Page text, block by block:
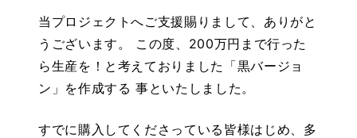
当プロジェクトへご支援賜りまして、ありがと
うございます。 この度、200万円まで行った
ら生産を！と考えておりました「黒バージョ
ン」を作成する 事といたしました。
すでに購入してくださっている皆様はじめ、多